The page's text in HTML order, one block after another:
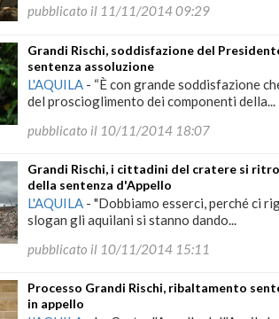
pubblicato il 11/11/2014 09:29
Grandi Rischi, soddisfazione del
sentenza assoluzione
L'AQUILA - “È con grande soddisfazione
del proscioglimento dei componenti della...
pubblicato il 10/11/2014 18:07
Grandi Rischi, i cittadini del cratere si
della sentenza d'Appello
L'AQUILA - "Dobbiamo esserci, perché ci
slogan gli aquilani si stanno dando...
pubblicato il 10/11/2014 15:11
Processo Grandi Rischi, ribaltamento
in appello